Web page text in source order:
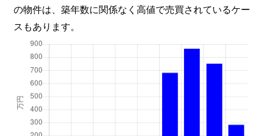
の物件は、築年数に関係なく高値で売買されているケー
スもあります。